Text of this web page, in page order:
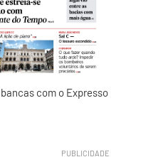
com o Expresso